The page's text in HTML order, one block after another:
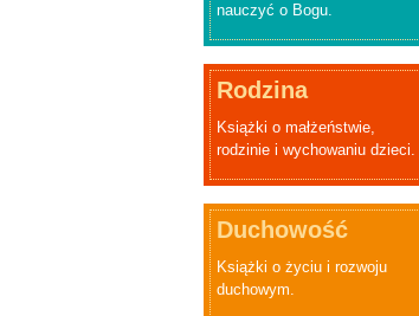
nauczyć o Bogu.
Rodzina
Książki o małżeństwie,
rodzinie i wychowaniu dzieci.
Duchowość
Książki o życiu i rozwoju
duchowym.